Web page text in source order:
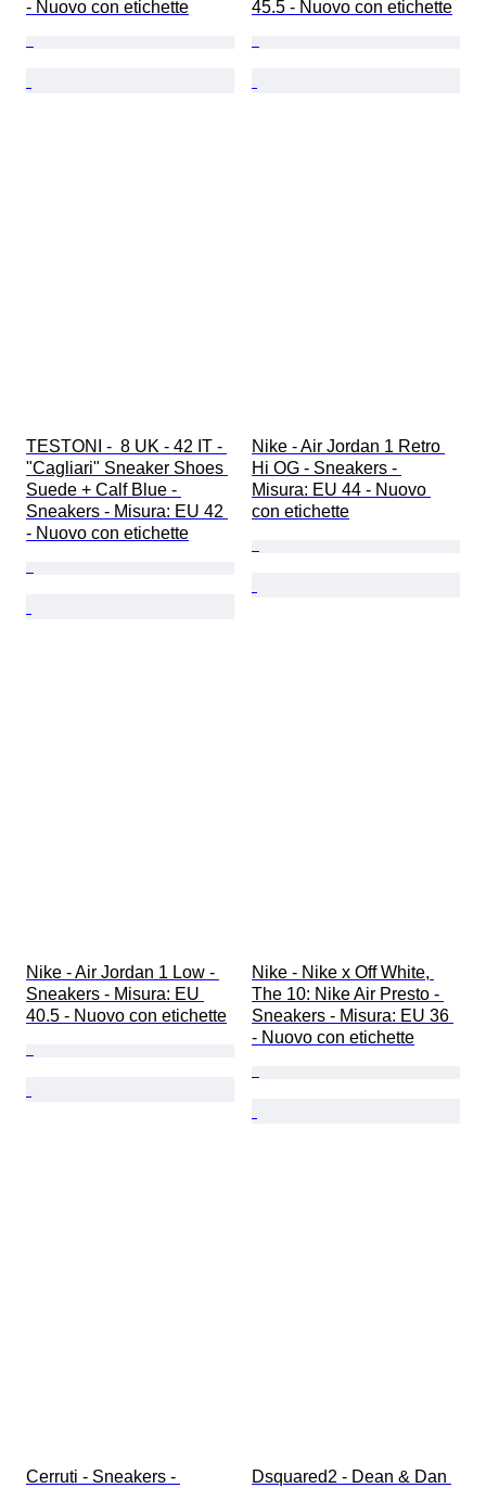
- Nuovo con etichette 45.5 - Nuovo con etichette
TESTONI -  8 UK - 42 IT -
"Cagliari" Sneaker Shoes
Suede + Calf Blue -
Sneakers - Misura: EU 42
- Nuovo con etichette
Nike - Air Jordan 1 Retro
Hi OG - Sneakers -
Misura: EU 44 - Nuovo
con etichette
Nike - Air Jordan 1 Low -
Sneakers - Misura: EU
40.5 - Nuovo con etichette
Nike - Nike x Off White,
The 10: Nike Air Presto -
Sneakers - Misura: EU 36
- Nuovo con etichette
Cerruti - Sneakers -
Dsquared2 - Dean & Dan